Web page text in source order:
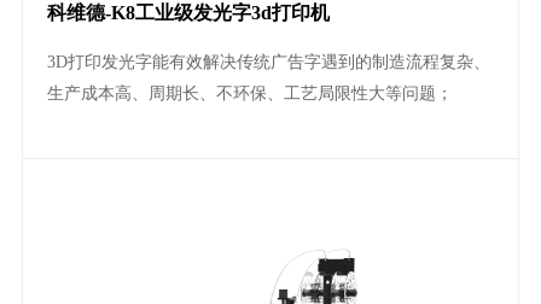
科维德-K8工业级发光字3d打印机
3D打印发光字能有效解决传统广告字遇到的制造流程复杂、
生产成本高、周期长、不环保、工艺局限性大等问题；